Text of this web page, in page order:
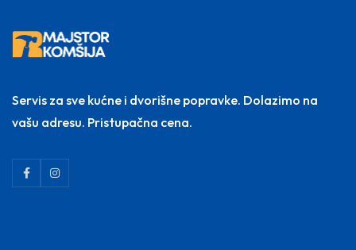
Servis za sve kućne i dvorišne popravke. Dolazimo na
vašu adresu. Pristupačna cena.